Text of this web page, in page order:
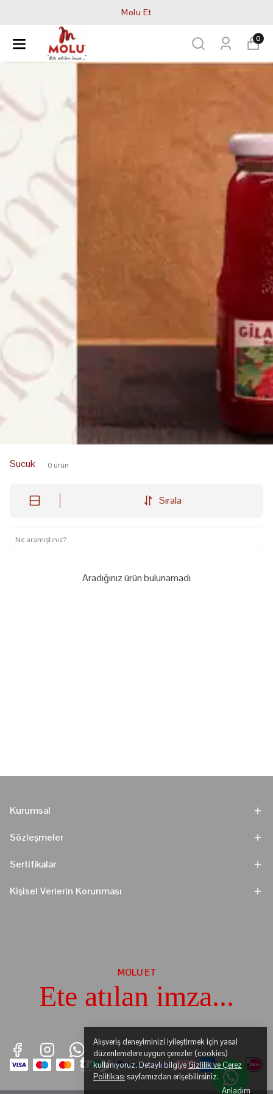
Molu Et
0
Alışveriş deneyiminizi iyileştirmek için yasal
düzenlemelere uygun çerezler (cookies)
kullanıyoruz. Detaylı bilgiyeGizlilik ve Çerez
Politikası sayfamızdan erişebilirsiniz.
Anladım
Sucuk 0 ürün
Sırala
Aradığınız ürün bulunamadı
Kurumsal
Sözleşmeler
Sertifikalar
Kişisel Verierin Korunması
MOLU ET
Ete atılan imza...